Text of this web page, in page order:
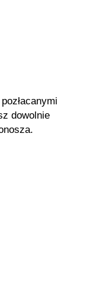
dowolnie